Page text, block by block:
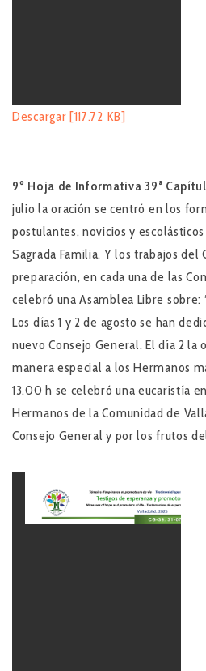
Descargar [117.72 KB]
9º Hoja de Informativa39ª
julio la oración se centró en los
postulantes, novicios y
Sagrada Familia. Y los trabajos del
preparación, en cada una de las
celebró una Asamblea Libre sobre:
Los días 1 y 2 de agosto se han
nuevo Consejo General. El día 2 la
manera especial a los Hermanos
13.00 h se celebró una eucaristía
Hermanos de la Comunidad de
Consejo General y por los frutos